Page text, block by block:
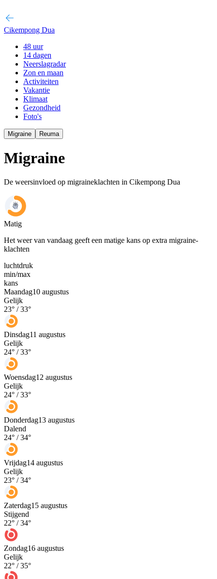
Cikempong Dua
48 uur
14 dagen
Neerslagradar
Zon en maan
Activiteiten
Vakantie
Klimaat
Gezondheid
Foto's
Migraine Reuma
Migraine
De weersinvloed op migraineklachten in Cikempong Dua
Matig
Het weer van vandaag geeft een matige kans op extra migraine-
klachten
luchtdruk
min/max
kans
Maandag10 augustus
Gelijk
23° /33°
Dinsdag11 augustus
Gelijk
24° /33°
Woensdag12 augustus
Gelijk
24° /33°
Donderdag13 augustus
Dalend
24° /34°
Vrijdag14 augustus
Gelijk
23° /34°
Zaterdag15 augustus
Stijgend
22° /34°
Zondag16 augustus
Gelijk
22° /35°